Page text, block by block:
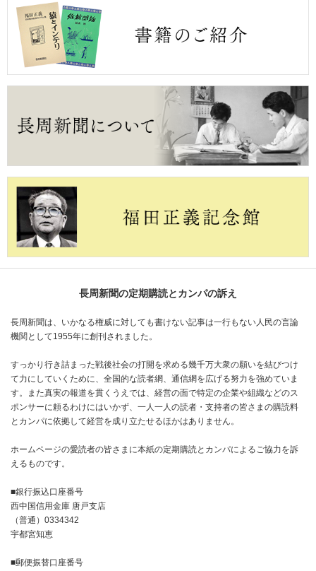
長周新聞の定期購読とカンパの訴え
長周新聞は、いかなる権威に対しても書けない記事は一行もない人民の言論
機関として1955年に創刊されました。
すっかり行き詰まった戦後社会の打開を求める幾千万大衆の願いを結びつけ
て力にしていくために、全国的な読者網、通信網を広げる努力を強めていま
す。また真実の報道を貫くうえでは、経営の面で特定の企業や組織などのス
ポンサーに頼るわけにはいかず、一人一人の読者・支持者の皆さまの購読料
とカンパに依拠して経営を成り立たせるほかはありません。
ホームページの愛読者の皆さまに本紙の定期購読とカンパによるご協力を訴
えるものです。
■銀行振込口座番号
西中国信用金庫 唐戸支店
（普通）0334342
宇都宮知恵
■郵便振替口座番号